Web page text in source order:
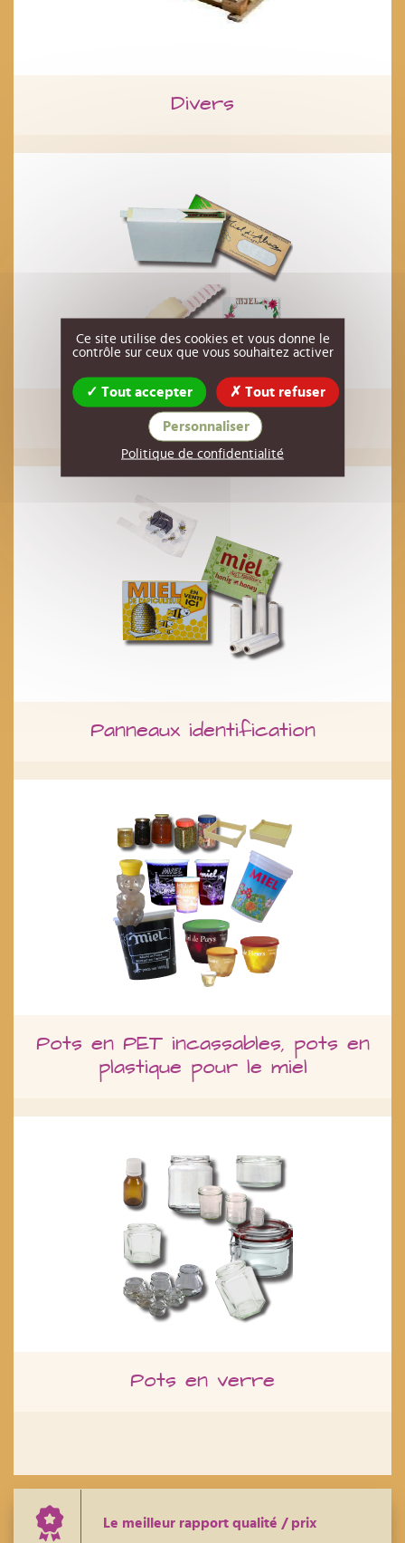
Divers
Etiquettage
Panneaux identification
Pots en PET incassables, pots en
plastique pour le miel
Pots en verre
Le meilleur rapport qualité / prix
Ce site utilise des cookies et vous donne le
contrôle sur ceux que vous souhaitez activer
Tout accepter Tout refuser
Personnaliser
Politique de confidentialité